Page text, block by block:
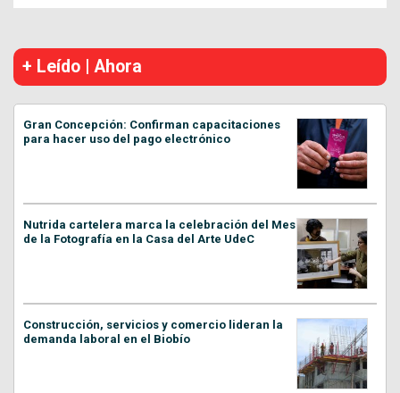
+ Leído | Ahora
Gran Concepción: Confirman capacitaciones
para hacer uso del pago electrónico
Nutrida cartelera marca la celebración del Mes
de la Fotografía en la Casa del Arte UdeC
Construcción, servicios y comercio lideran la
demanda laboral en el Biobío